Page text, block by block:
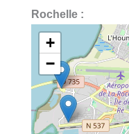
Rochelle :
+
−